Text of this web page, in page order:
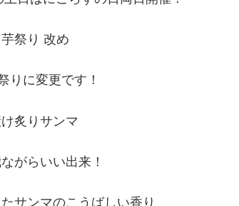
祭り 改め
りに変更です！
炙りサンマ
がらいい出来！
サンマのこうばしい香り